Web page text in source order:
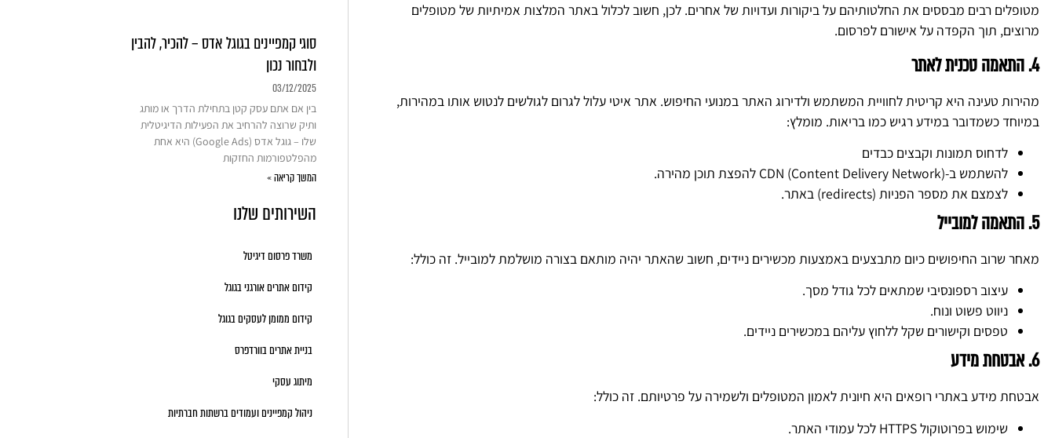
מטופלים רבים מבססים את החלטותיהם על ביקורות ועדויות של אחרים. לכן, חשוב לכלול באתר המלצות אמיתיות של מטופלים
מרוצים, תוך הקפדה על אישורם לפרסום.
4. התאמה טכנית לאתר
מהירות טעינה היא קריטית לחוויית המשתמש ולדירוג האתר במנועי החיפוש. אתר איטי עלול לגרום לגולשים לנטוש אותו במהירות,
במיוחד כשמדובר במידע רגיש כמו בריאות. מומלץ:
לדחוס תמונות וקבצים כבדים
להשתמש ב-CDN (Content Delivery Network) להפצת תוכן מהירה.
לצמצם את מספר הפניות (redirects) באתר.
5. התאמה למובייל
מאחר שרוב החיפושים כיום מתבצעים באמצעות מכשירים ניידים, חשוב שהאתר יהיה מותאם בצורה מושלמת למובייל. זה כולל:
עיצוב רספונסיבי שמתאים לכל גודל מסך.
ניווט פשוט ונוח.
טפסים וקישורים שקל ללחוץ עליהם במכשירים ניידים.
6. אבטחת מידע
אבטחת מידע באתרי רופאים היא חיונית לאמון המטופלים ולשמירה על פרטיותם. זה כולל:
שימוש בפרוטוקול HTTPS לכל עמודי האתר.
סוגי קמפיינים בגוגל אדס – להכיר, להבין
ולבחור נכון
03/12/2025
בין אם אתם עסק קטן בתחילת הדרך או מותג
ותיק שרוצה להרחיב את הפעילות הדיגיטלית
שלו – גוגל אדס (Google Ads) היא אחת
מהפלטפורמות החזקות
המשך קריאה »
השירותים שלנו
משרד פרסום דיגיטל
קידום אתרים אורגני בגוגל
קידום ממומן לעסקים בגוגל
בניית אתרים בוורדפרס
מיתוג עסקי
ניהול קמפיינים ועמודים ברשתות חברתיות